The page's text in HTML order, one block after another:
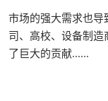
市场的强大需求也
司、高校、设备制
了巨大的贡献......